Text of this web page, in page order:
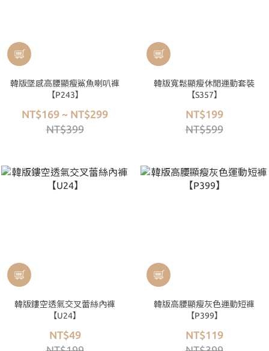
韓版墜感高腰顯瘦鯊魚喇叭褲
【P243】
NT$169 ~ NT$299
NT$399
韓版寬鬆顯瘦休閒運動套裝
【S357】
NT$199
NT$599
韓版鏤空透氣交叉蕾絲內褲
【U24】
NT$49
韓版高腰顯瘦灰色運動短褲
【P399】
NT$119